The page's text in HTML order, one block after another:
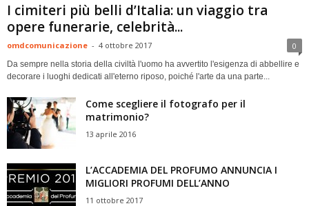
I cimiteri più belli d’Italia: un viaggio tra
opere funerarie, celebrità...
omdcomunicazione - 4 ottobre 2017 0
Da sempre nella storia della civiltà l'uomo ha avvertito l'esigenza di abbellire e
decorare i luoghi dedicati all'eterno riposo, poiché l'arte da una parte...
Come scegliere il fotografo per il
matrimonio?
13 aprile 2016
L’ACCADEMIA DEL PROFUMO ANNUNCIA I
MIGLIORI PROFUMI DELL’ANNO
11 ottobre 2017